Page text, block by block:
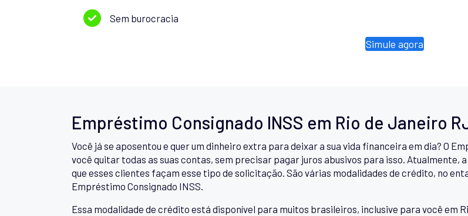
Sem burocracia
Simule agora
Empréstimo Consignado INSS em Rio de Janeiro
Você já se aposentou e quer um dinheiro extra para deixar a sua vida financeira em dia? O
você quitar todas as suas contas, sem precisar pagar juros abusivos para isso.
que esses clientes façam esse tipo de solicitação. São várias modalidades de crédito, no
Empréstimo Consignado INSS.
Essa modalidade de crédito está disponível para muitos brasileiros, inclusive para você em